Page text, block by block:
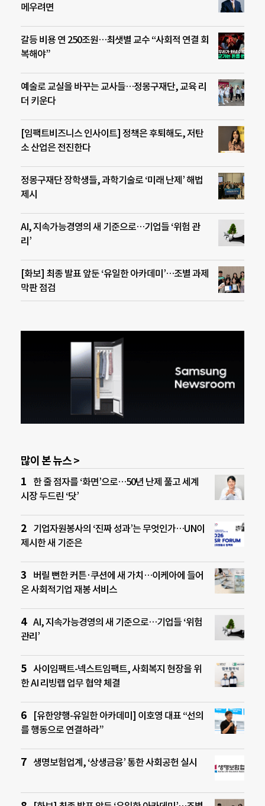
메우려면
갈등 비용 연 250조원…최샛별 교수 “사회적 연결 회
복해야”
예술로 교실을 바꾸는 교사들…정몽구재단, 교육 리
더 키운다
[임팩트비즈니스 인사이트] 정책은 후퇴해도, 저탄
소 산업은 전진한다
정몽구재단 장학생들, 과학기술로 ‘미래 난제’ 해법
제시
AI, 지속가능경영의 새 기준으로…기업들 ‘위험 관
리’
[화보] 최종 발표 앞둔 ‘유일한 아카데미’…조별 과제
막판 점검
많이 본 뉴스 >
한 줄 점자를 ‘화면’으로…50년 난제 풀고 세계
시장 두드린 ‘닷’
기업자원봉사의 ‘진짜 성과’는 무엇인가…UN이
제시한 새 기준은
버릴 뻔한 커튼·쿠션에 새 가치…이케아에 들어
온 사회적기업 재봉 서비스
AI, 지속가능경영의 새 기준으로…기업들 ‘위험
관리’
사이임팩트-넥스트임팩트, 사회복지 현장을 위
한 AI 리빙랩 업무 협약 체결
[유한양행-유일한 아카데미] 이호영 대표 “선의
를 행동으로 연결하라”
생명보험업계, ‘상생금융’ 통한 사회공헌 실시